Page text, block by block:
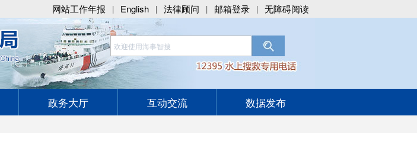
网站工作年报 | English | 法律顾问 | 邮箱登录 | 无障碍阅读
政务大厅 互动交流 数据发布